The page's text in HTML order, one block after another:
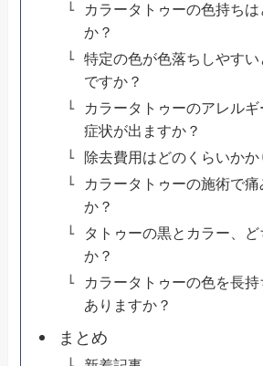
カラータトゥーの色持ち
か？
特定の色が色落ちしやす
ですか？
カラータトゥーのアレル
症状が出ますか？
除去費用はどのくらいかか
カラータトゥーの施術で
か？
タトゥーの黒とカラー、
か？
カラータトゥーの色を長
ありますか？
まとめ